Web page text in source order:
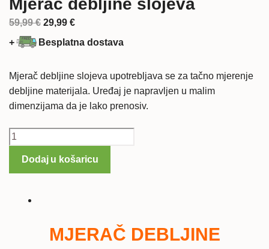
Mjerač debljine slojeva
59,99€ Izvorna
cijena
59,99 €.
29,99 €Trenutna
cijena
+ Besplatna dostava
Mjerač debljine slojeva upotrebljava se za tačno mjerenje
debljine materijala. Uređaj je napravljen u malim
dimenzijama da je lako prenosiv.
Mjerač
slojeva
Dodaj u košaricu
MJERAČ DEBLJINE